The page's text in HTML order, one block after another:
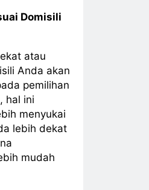
Domisili
atau
Anda akan
pemilihan
hal ini
menyukai
lebih dekat
mudah